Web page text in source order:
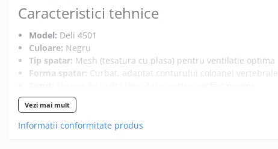
Cooler laptop
Accesorii monitoare
Suporturi monitoare
Accesorii smartphone
Accesorii SIM
Adaptoare smartphone
Cabluri iPhone
Caracteristici tehnice
Model: Deli 4501
Culoare: Negru
Tip spatar: Mesh (tesatura cu plasa) pentru ventilatie optima
Forma spatar: Curbat, adaptat conturului coloanei vertebrale
Cotiere:Fixe, incluse
Mecanism rotire:
Inaltime reglabila:Intre 90 si 100 cm
Vezi mai mult
Informatii conformitate produs